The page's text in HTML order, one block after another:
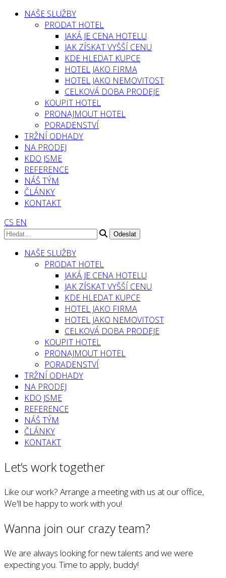
NAŠE SLUŽBY
PRODAT HOTEL
JAKÁ JE CENA HOTELU
JAK ZÍSKAT VYŠŠÍ CENU
KDE HLEDAT KUPCE
HOTEL JAKO FIRMA
HOTEL JAKO NEMOVITOST
CELKOVÁ DOBA PRODEJE
KOUPIT HOTEL
PRONAJMOUT HOTEL
PORADENSTVÍ
TRŽNÍ ODHADY
NA PRODEJ
KDO JSME
REFERENCE
NÁŠ TÝM
ČLÁNKY
KONTAKT
CS EN
NAŠE SLUŽBY
PRODAT HOTEL
JAKÁ JE CENA HOTELU
JAK ZÍSKAT VYŠŠÍ CENU
KDE HLEDAT KUPCE
HOTEL JAKO FIRMA
HOTEL JAKO NEMOVITOST
CELKOVÁ DOBA PRODEJE
KOUPIT HOTEL
PRONAJMOUT HOTEL
PORADENSTVÍ
TRŽNÍ ODHADY
NA PRODEJ
KDO JSME
REFERENCE
NÁŠ TÝM
ČLÁNKY
KONTAKT
Let’s work together
Like our work? Arrange a meeting with us at our office,
We'll be happy to work with you!
Wanna join our crazy team?
We are always looking for new talents and we were
expecting you. Time to apply, buddy!